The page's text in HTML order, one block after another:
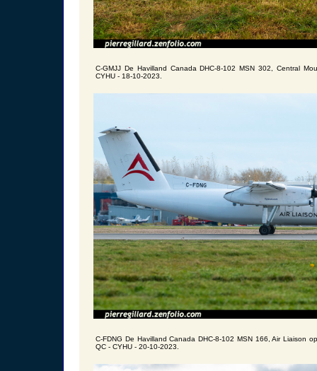
C-GMJJ De Havilland Canada DHC-8-102 MSN 302, Central
CYHU - 18-10-2023.
C-FDNG De Havilland Canada DHC-8-102 MSN 166, Air Liaison
QC - CYHU - 20-10-2023.